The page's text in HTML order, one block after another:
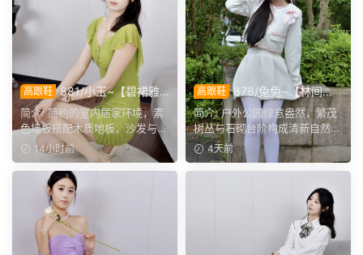
高跟鞋 881/小玉~【碧裙雅
姿】一室柔光衬绿裙，错落姿
态尽显温婉格调。
简介: 简约的室内居家环境，素
色墙板搭配木质地板，沙发与办
公椅丰富场景层次。小...
14小时前
高跟鞋
878/兔兔~【林间甜
序】公园翠色环绕，粉白装
束，动静间尽显少女娇柔风
姿。
简介: 户外公园绿意盎然，繁茂
树丛与石砌台阶构成清新自然环
境。兔兔身着白调小香...
4天前